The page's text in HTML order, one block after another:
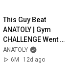
This Guy Beat
ANATOLY | Gym
CHALLENGE Went
Wrong
ANATOLY
6M
12d ago